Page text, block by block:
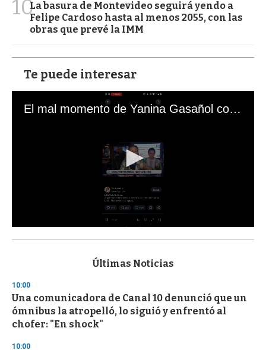
10La basura de Montevideo seguirá yendo a
Felipe Cardoso hasta al menos 2055, con las
obras que prevé la IMM
Te puede interesar
El mal momento de Yanina Gasañol con un hincha argentino en "Subrayado"
s
d
s
o
f
3
s
Últimas Noticias
10:00
Una comunicadora de Canal 10 denunció que un
ómnibus la atropelló, lo siguió y enfrentó al
chofer: "En shock"
10:00